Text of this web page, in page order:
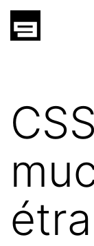
Skip
gatsu